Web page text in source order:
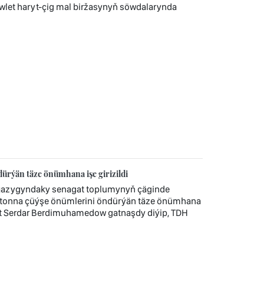
haryt-çig mal biržasynyň söwdalarynda
täze önümhana işe girizildi
senagat toplumynyň çäginde
çüýşe önümlerini öndürýän täze önümhana
Berdimuhamedow gatnaşdy diýip, TDH